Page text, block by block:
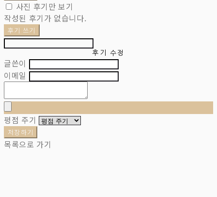
사진 후기만 보기
작성된 후기가 없습니다.
후기 쓰기
후기 수정
글쓴이
이메일
평점 주기
저장하기
목록으로 가기